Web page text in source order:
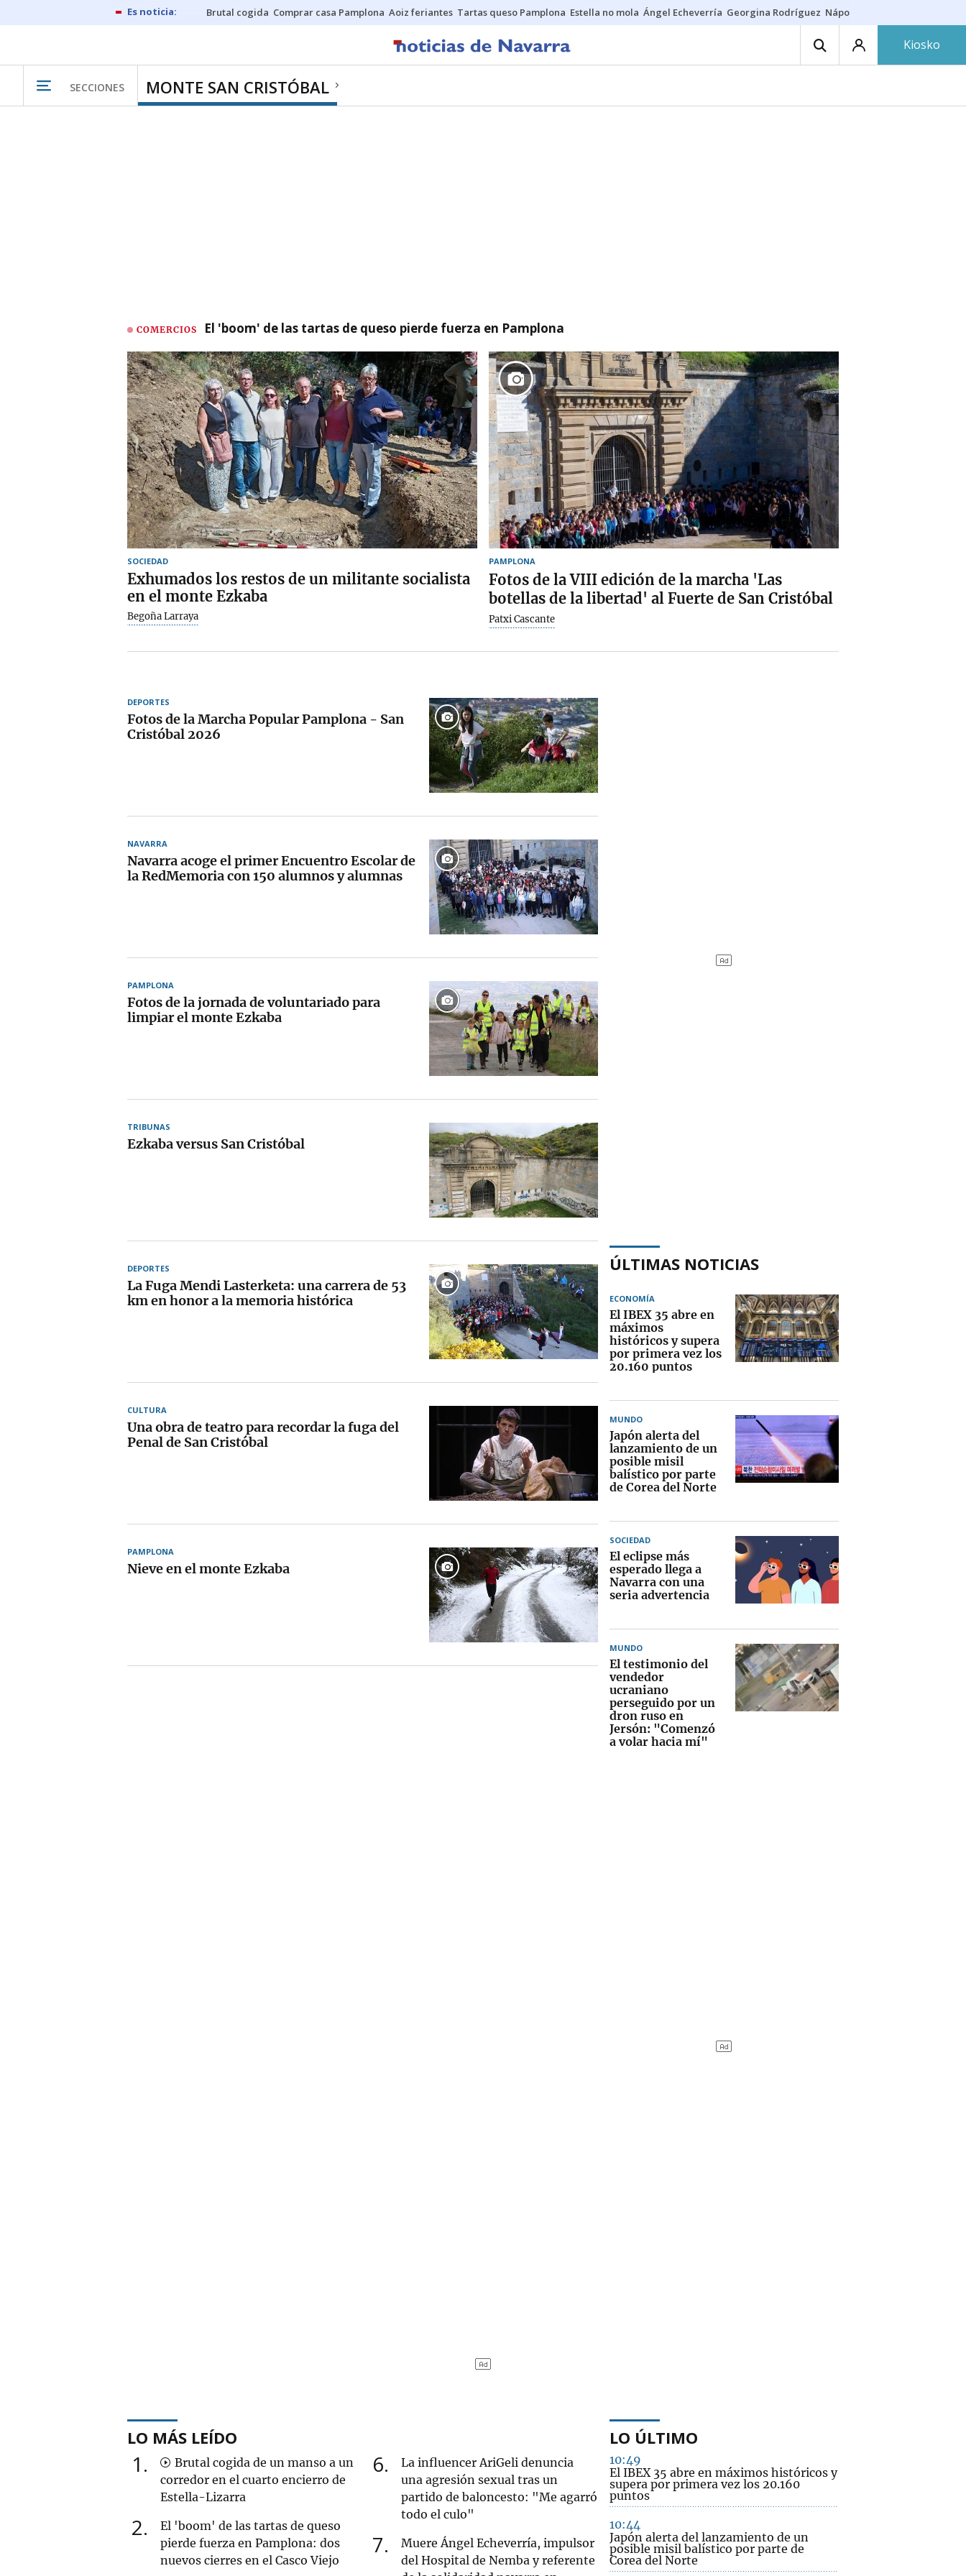
Brutal cogida Comprar casa Pamplona Aoiz feriantes Tartas queso Pamplona Estella no mola Ángel Echeverría Georgina Rodríguez Nápoles - Osasuna
Kiosko
SECCIONES MONTE SAN CRISTÓBAL
COMERCIOS El 'boom' de las tartas de queso pierde fuerza en Pamplona
SOCIEDAD
Exhumados los restos de un militante socialista
en el monte Ezkaba
Begoña Larraya
PAMPLONA
Fotos de la VIII edición de la marcha 'Las
botellas de la libertad' al Fuerte de San Cristóbal
Patxi Cascante
DEPORTES
Fotos de la Marcha Popular Pamplona - San
Cristóbal 2026
NAVARRA
Navarra acoge el primer Encuentro Escolar de
la RedMemoria con 150 alumnos y alumnas
PAMPLONA
Fotos de la jornada de voluntariado para
limpiar el monte Ezkaba
TRIBUNAS
Ezkaba versus San Cristóbal
DEPORTES
La Fuga Mendi Lasterketa: una carrera de 53
km en honor a la memoria histórica
CULTURA
Una obra de teatro para recordar la fuga del
Penal de San Cristóbal
PAMPLONA
Nieve en el monte Ezkaba
ÚLTIMAS NOTICIAS
ECONOMÍA
El IBEX 35 abre en
máximos
históricos y supera
por primera vez los
20.160 puntos
MUNDO
Japón alerta del
lanzamiento de un
posible misil
balístico por parte
de Corea del Norte
SOCIEDAD
El eclipse más
esperado llega a
Navarra con una
seria advertencia
MUNDO
El testimonio del
vendedor
ucraniano
perseguido por un
dron ruso en
Jersón: "Comenzó
a volar hacia mí"
LO MÁS LEÍDO
1
Brutal cogida de un manso a un
corredor en el cuarto encierro de
Estella-Lizarra
2
El 'boom' de las tartas de queso
pierde fuerza en Pamplona: dos
nuevos cierres en el Casco Viejo
6
La influencer AriGeli denuncia
una agresión sexual tras un
partido de baloncesto: "Me agarró
todo el culo"
7
Muere Ángel Echeverría, impulsor
del Hospital de Nemba y referente
LO ÚLTIMO
10:49
El IBEX 35 abre en máximos históricos y
supera por primera vez los 20.160
puntos
10:44
Japón alerta del lanzamiento de un
posible misil balístico por parte de
Corea del Norte